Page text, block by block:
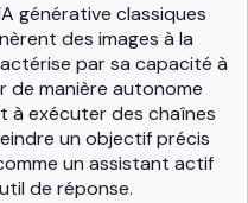
générative classiques
des images à la
par sa capacité à
de manière autonome
à exécuter des chaînes
un objectif précis
un assistant actif
de réponse.